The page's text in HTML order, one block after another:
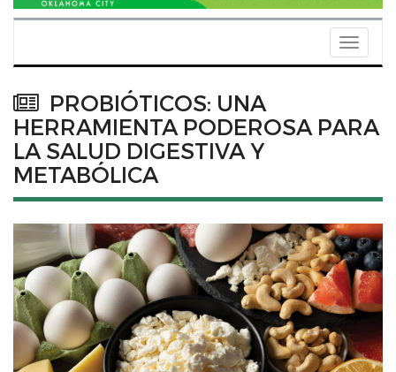
Toggle
PROBIÓTICOS: UNA
HERRAMIENTA PODEROSA PARA
LA SALUD DIGESTIVA Y
METABÓLICA